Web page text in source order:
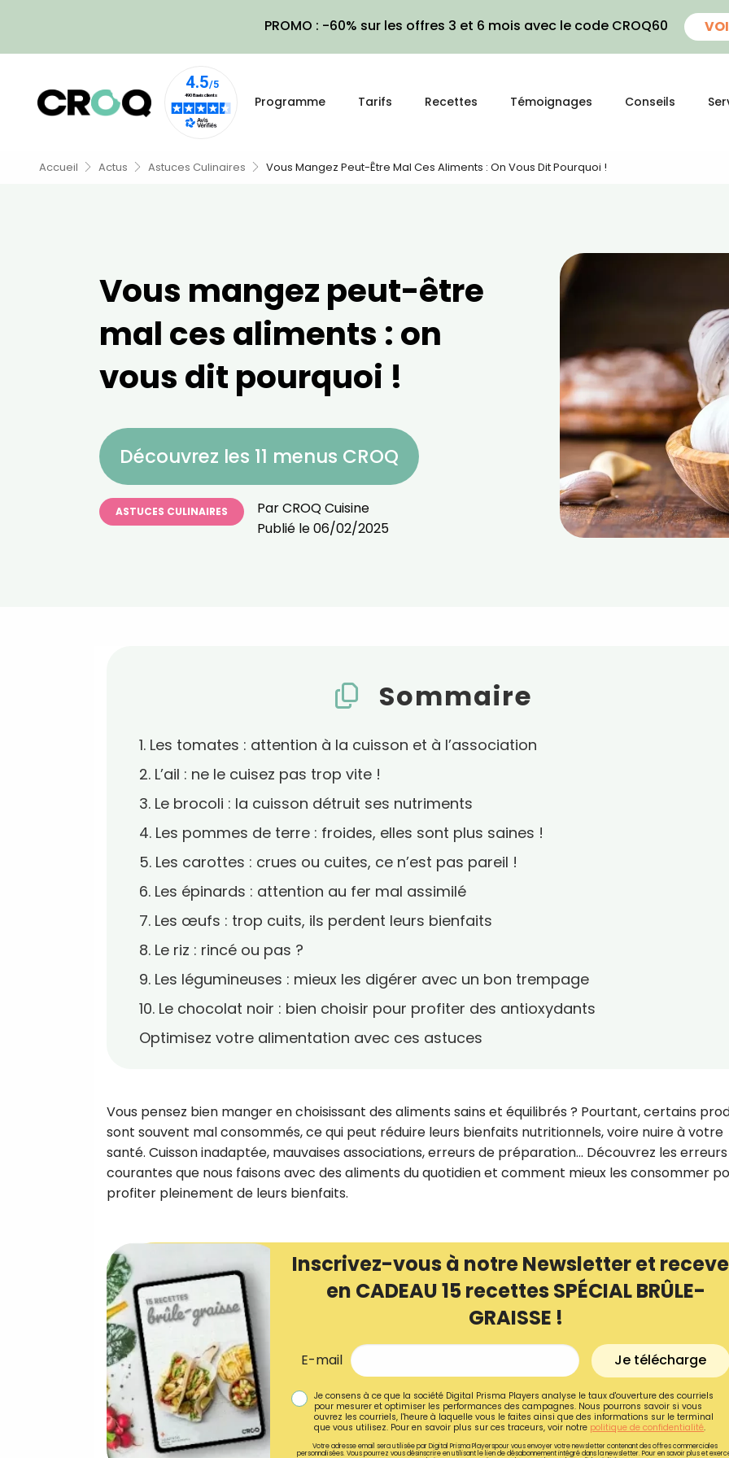
PROMO : -60% sur les offres 3 et 6 mois avec le code CROQ60
Programme Tarifs Recettes Témoignages Conseils
Accueil Actus Astuces Culinaires Vous Mangez Peut-Être Mal Ces Aliments : On Vous Dit Pourquoi !
Vous mangez peut-être
mal ces aliments : on
vous dit pourquoi !
Découvrez les 11 menus CROQ
ASTUCES CULINAIRES ParCROQ Cuisine
Publié le06/02/2025
Sommaire
1. Les tomates : attention à la cuisson et à l’association
2. L’ail : ne le cuisez pas trop vite !
3. Le brocoli : la cuisson détruit ses nutriments
4. Les pommes de terre : froides, elles sont plus saines !
5. Les carottes : crues ou cuites, ce n’est pas pareil !
6. Les épinards : attention au fer mal assimilé
7. Les œufs : trop cuits, ils perdent leurs bienfaits
8. Le riz : rincé ou pas ?
9. Les légumineuses : mieux les digérer avec un bon trempage
10. Le chocolat noir : bien choisir pour profiter des antioxydants
Optimisez votre alimentation avec ces astuces
Vous pensez bien manger en choisissant des aliments sains et équilibrés ? Pourtant, certains
sont souvent mal consommés, ce qui peut réduire leurs bienfaits nutritionnels, voire nuire à votre
santé. Cuisson inadaptée, mauvaises associations, erreurs de préparation… Découvrez les erreurs
courantes que nous faisons avec des aliments du quotidien et comment mieux les consommer
profiter pleinement de leurs bienfaits.
Inscrivez-vous à notre Newsletter et
en CADEAU 15 recettes SPÉCIAL BRÛLE-
GRAISSE !
E-mail Je télécharge
Je consens à ce que la société Digital Prisma Players analyse le taux d'ouverture des courriels
pour mesurer et optimiser les performances des campagnes. Nous pourrons savoir si vous
ouvrez les courriels, l'heure à laquelle vous le faites ainsi que des informations sur le terminal
que vous utilisez. Pour en savoir plus sur ces traceurs, voir notre politique de confidentialité.
Votre adresse email sera utilisée par Digital Prisma Playerspour vous envoyer votre newsletter contenant des offres commerciales
personnalisées. Vous pourrez vous désinscrire en utilisant le lien de désabonnement intégré dans la newsletter. Pour en savoir plus et
Recevez
recettes inédites de
!
Ainsi que la newsletter